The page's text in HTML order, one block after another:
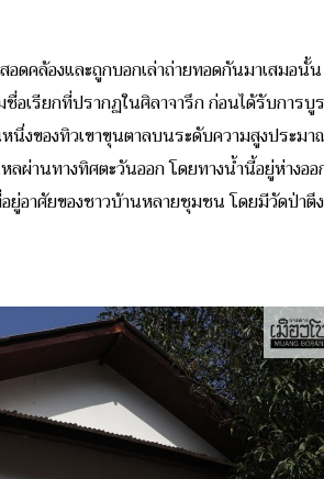
ดคล้องและถูกบอกเล่าถ่ายทอดกันมาเสมอนั้
ชื่อเรียกที่ปรากฏในศิลาจารึกก่อนได้รับการบู
นึ่งของทิวเขาขุนตาลบนระดับความสูงประม
ผ่านทางทิศตะวันออก โดยทางน้ำนี้อยู่ห่างอ
อาศัยของชาวบ้านหลายชุมชน โดยมีวัดป่า